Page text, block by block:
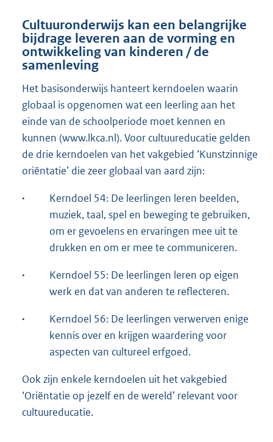
Cultuuronderwijs kan een belangrijke
bijdrage leveren aan de vorming en
ontwikkeling van kinderen / de
samenleving
Het basisonderwijs hanteert kerndoelen waarin
globaal is opgenomen wat een leerling aan het
einde van de schoolperiode moet kennen en
kunnen (www.lkca.nl). Voor cultuureducatie gelden
de drie kerndoelen van het vakgebied ‘Kunstzinnige
oriëntatie’ die zeer globaal van aard zijn:
·
Kerndoel 54: De leerlingen leren beelden,
muziek, taal, spel en beweging te gebruiken,
om er gevoelens en ervaringen mee uit te
drukken en om er mee te communiceren.
·
Kerndoel 55: De leerlingen leren op eigen
werk en dat van anderen te reflecteren.
·
Kerndoel 56: De leerlingen verwerven enige
kennis over en krijgen waardering voor
aspecten van cultureel erfgoed.
Ook zijn enkele kerndoelen uit het vakgebied
‘Oriëntatie op jezelf en de wereld’ relevant voor
cultuureducatie.